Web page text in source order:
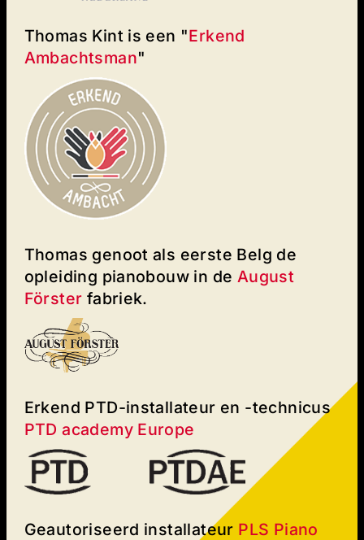
Thomas Kint is een "Erkend
Ambachtsman"
Thomas genoot als eerste Belg de
opleiding pianobouw in de August
Förster fabriek.
Erkend PTD-installateur en -technicus
PTD academy Europe
Geautoriseerd installateur PLS Piano